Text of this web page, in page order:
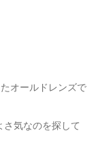
オールドレンズで
気なのを探して